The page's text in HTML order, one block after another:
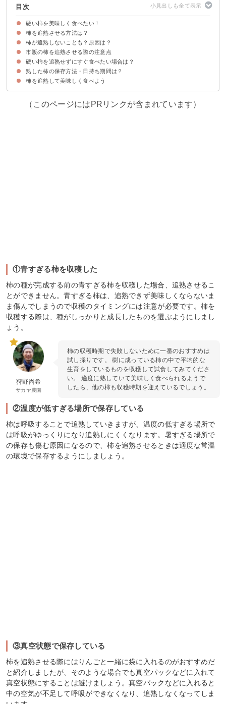
目次
硬い柿を美味しく食べたい！
柿を追熟させる方法は？
①柿を早く追熟して柔らかくしたい場合
追熟して食べ頃の柿の見分け方
②柿をゆっくり追熟してシャキシャキ感を残したい場合
柿が追熟しないことも？原因は？
①青すぎる柿を収穫した
②温度が低すぎる場所で保存している
③真空状態で保存している
市販の柿を追熟させる際の注意点
市販の場合、柿は他の果物と違い熟しやすい
硬い柿を追熟せずにすぐ食べたい場合は？
柿をレンジでチンするのがおすすめ！
熟した柿の保存方法・日持ち期間は？
①硬めの柿のシャキシャキ感を残したい場合は冷蔵保存する
②完熟して柔らかい柿は冷凍保存する
柿を追熟して美味しく食べよう
（このページにはPRリンクが含まれています）
①青すぎる柿を収穫した
柿の種が完成する前の青すぎる柿を収穫した場合、追熟させるこ
とができません。青すぎる柿は、追熟できず美味しくならないま
ま傷んでしまうので収穫のタイミングには注意が必要です。柿を
収穫する際は、種がしっかりと成長したものを選ぶようにしまし
ょう。
狩野尚希
サカヤ農園
柿の収穫時期で失敗しないために一番のおすすめは
試し採りです。 樹に成っている柿の中で平均的な
生育をしているものを収穫して試食してみてくださ
い。 適度に熟していて美味しく食べられるようで
したら、他の柿も収穫時期を迎えているでしょう。
②温度が低すぎる場所で保存している
柿は呼吸することで追熟していきますが、温度の低すぎる場所で
は呼吸がゆっくりになり追熟しにくくなります。暑すぎる場所で
の保存も傷む原因になるので、柿を追熟させるときは適度な常温
の環境で保存するようにしましょう。
③真空状態で保存している
柿を追熟させる際にはりんごと一緒に袋に入れるのがおすすめだ
と紹介しましたが、そのような場合でも真空パックなどに入れて
真空状態にすることは避けましょう。真空パックなどに入れると
中の空気が不足して呼吸ができなくなり、追熟しなくなってしま